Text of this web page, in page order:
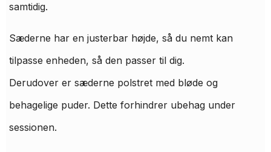
samtidig.
Sæderne har en justerbar højde, så du nemt kan
tilpasse enheden, så den passer til dig.
Derudover er sæderne polstret med bløde og
behagelige puder. Dette forhindrer ubehag under
sessionen.